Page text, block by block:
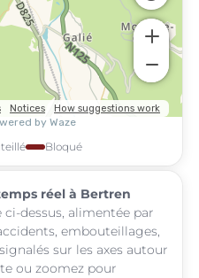
Bloqué
réel à Bertren
ci-dessus, alimentée par
embouteillages,
sur les axes autour
ou zoomez pour